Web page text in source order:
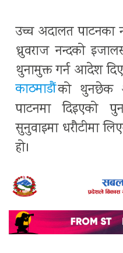
उच्च अदालत पाटनका
ध्रुवराज नन्दको
थुनामुक्त गर्न आदेश
काठमाडौंको थुनछेक
पाटनमा दिइएको
सुनुवाइमा धरौटीमा
हो।